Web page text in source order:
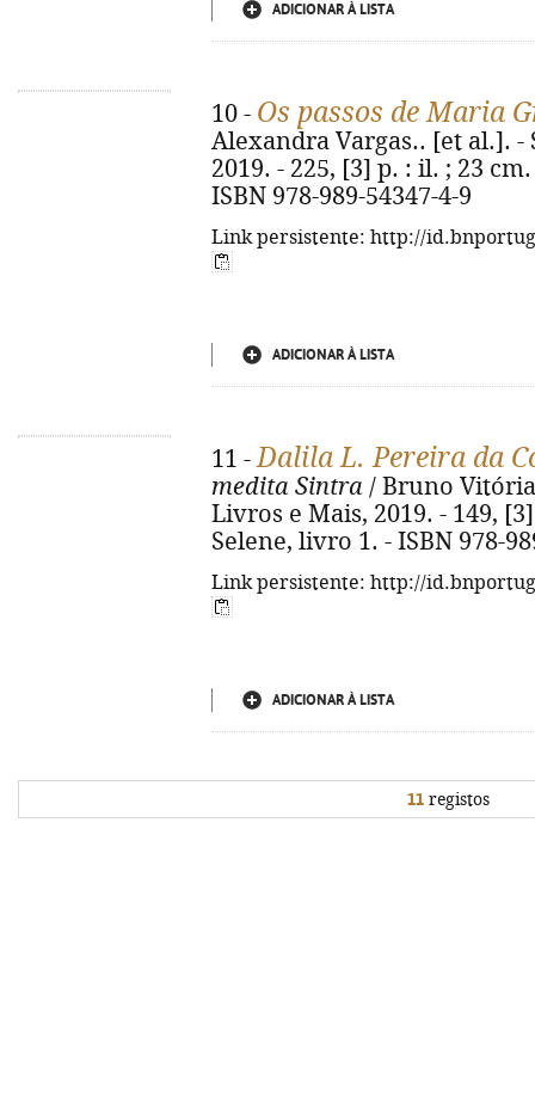
ADICIONAR À LISTA
10 - Os passos de Maria
Alexandra Vargas.. [et al.].
2019. - 225, [3] p. : il. ; 23
ISBN 978-989-54347-4-9
Link persistente: http://
ADICIONAR À LISTA
11 -Dalila L. Pereira da
medita Sintra / Bruno
Livros e Mais, 2019. - 149,
Selene, livro 1. - ISBN 978-
Link persistente: http://
ADICIONAR À LISTA
11registos